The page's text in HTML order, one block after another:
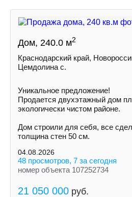
Дом, 240.0 м2
Краснодарский край,
Цемдолина с.
Уникальное предложение!
Продается двухэтажный дом
экологически чистом районе.
Дом строили для себя, все
толщина стен 50 см.
04.08.2026
48 просмотров, 7 за сегодня
номер объекта 107252734
21 050 000 руб.